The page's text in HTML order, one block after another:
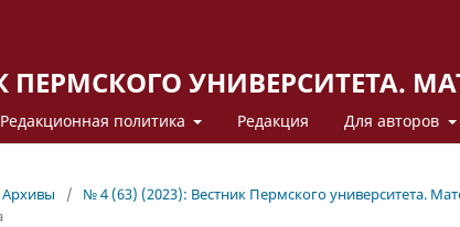
ПЕРМСКОГО УНИВЕРСИТЕТА.
Редакционная политика Редакция Для авторов
Архивы / № 4 (63) (2023): Вестник Пермского университета.